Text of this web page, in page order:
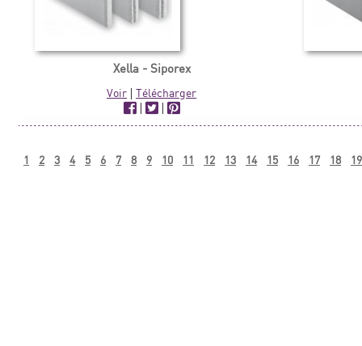
Xella - Siporex
Voir |Télécharger
|
|
1 2 3 4 5 6 7 8 9 10 11 12 13 14 15 16 17 18 19